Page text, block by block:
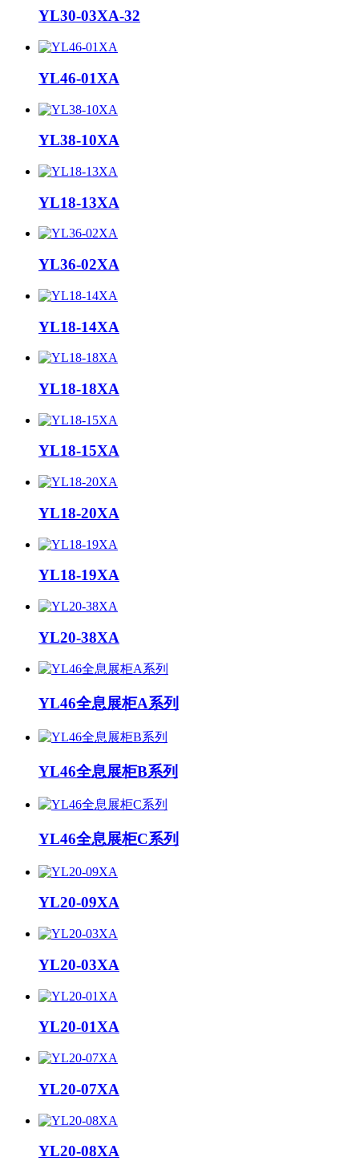
YL30-03XA-32
YL46-01XA
YL38-10XA
YL18-13XA
YL36-02XA
YL18-14XA
YL18-18XA
YL18-15XA
YL18-20XA
YL18-19XA
YL20-38XA
YL46全息展柜A系列
YL46全息展柜B系列
YL46全息展柜C系列
YL20-09XA
YL20-03XA
YL20-01XA
YL20-07XA
YL20-08XA